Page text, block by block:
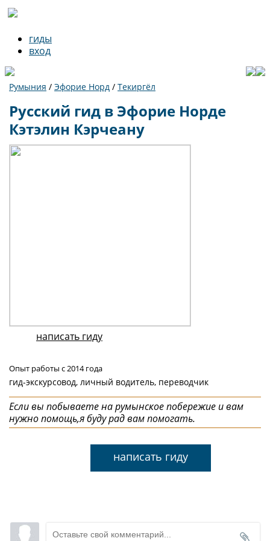
гиды
вход
Румыния / Эфорие Норд / Текиргёл
Русский гид в Эфорие Норде
Кэтэлин Кэрчеану
написать гиду
Опыт работы с 2014 года
гид-экскурсовод, личный водитель, переводчик
Если вы побываете на румынское побережие и вам
нужно помощь,я буду рад вам помогать.
написать гиду